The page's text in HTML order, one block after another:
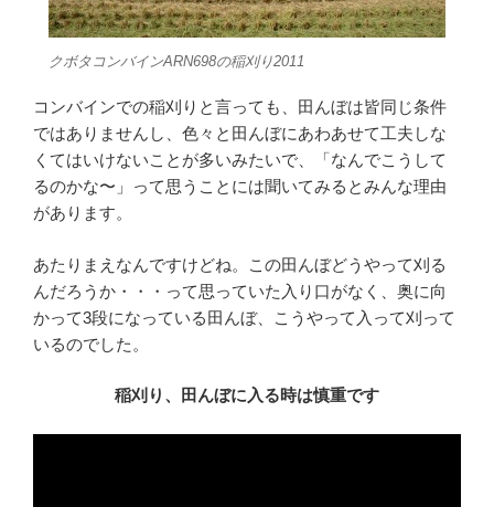
クボタコンバインARN698の稲刈り2011
コンバインでの稲刈りと言っても、田んぼは皆同じ条件
ではありませんし、色々と田んぼにあわあせて工夫しな
くてはいけないことが多いみたいで、「なんでこうして
るのかな〜」って思うことには聞いてみるとみんな理由
があります。
あたりまえなんですけどね。この田んぼどうやって刈る
んだろうか・・・って思っていた入り口がなく、奥に向
かって3段になっている田んぼ、こうやって入って刈って
いるのでした。
稲刈り、田んぼに入る時は慎重です